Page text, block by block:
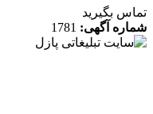
بگیرید
آگهی:1781